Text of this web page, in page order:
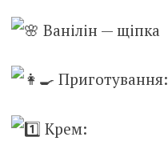
Ванілін — щіпка
Приготування:
Крем: